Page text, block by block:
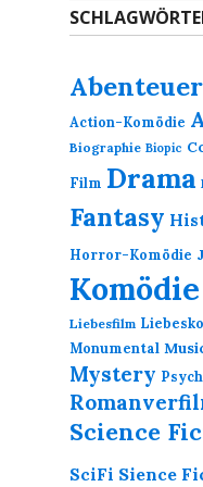
Abenteuer
Action-Komödie
Biographie Biopic
Film Drama
Fantasy
Horror-Komödie
Komödie
Liebesfilm
Monumental
Mystery
Science
SciFi Sience